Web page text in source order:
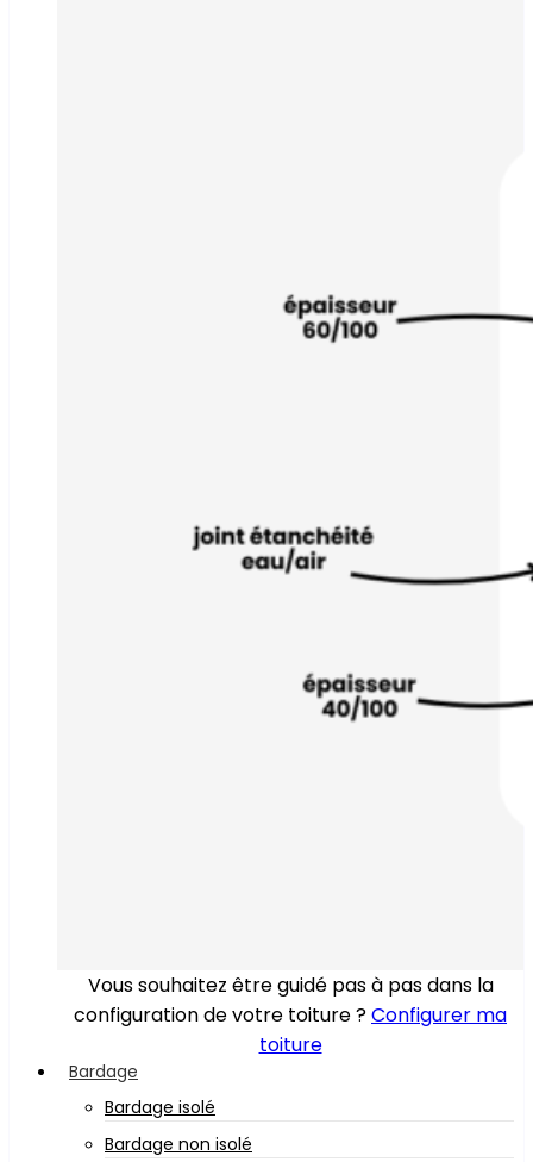
Vous souhaitez être guidé pas à pas dans la
configuration de votre toiture ?Configurer ma
toiture
Bardage
Bardage isolé
Bardage non isolé